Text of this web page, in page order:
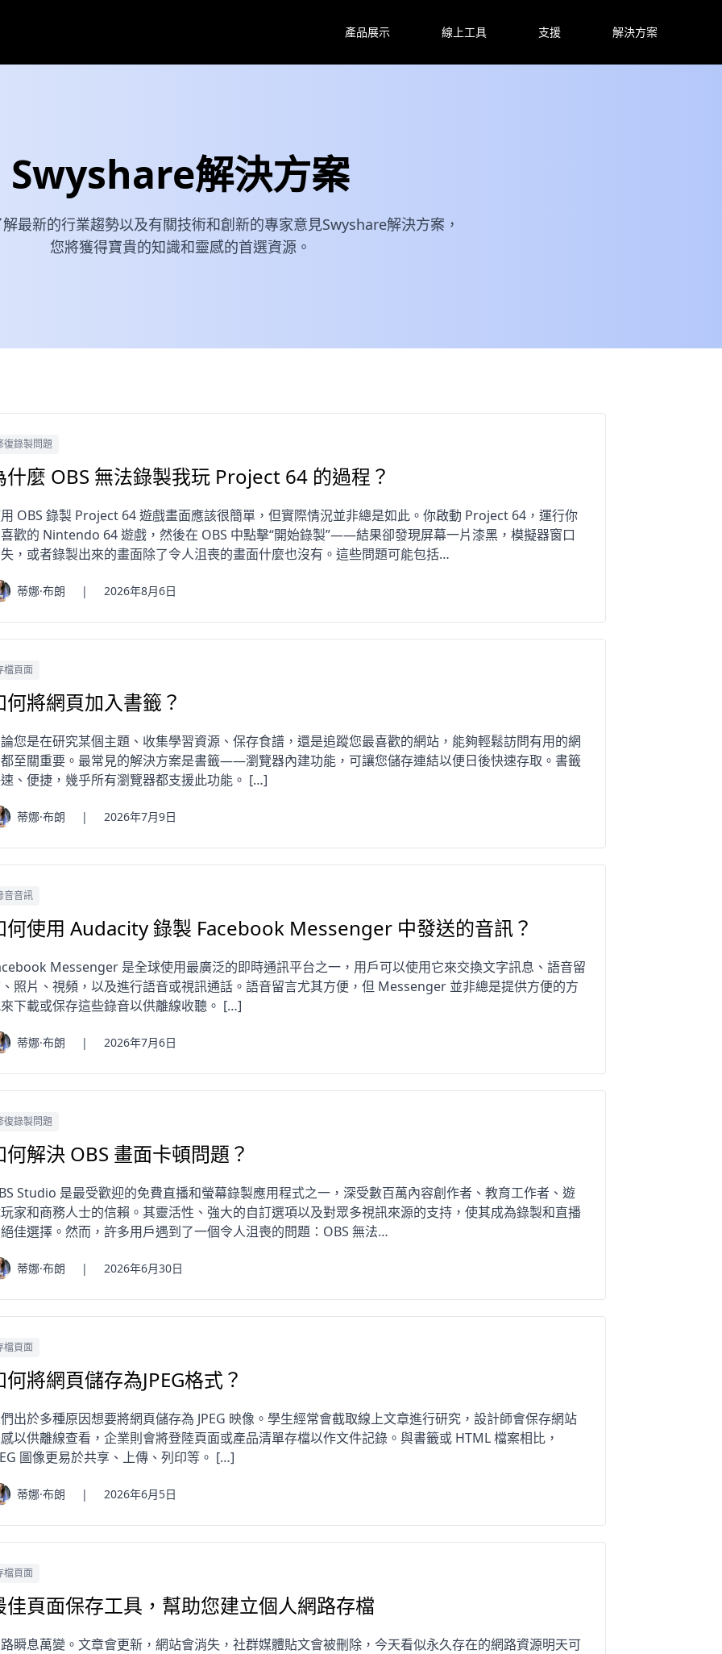
產品展示 線上工具 支援 解決方案
Swyshare解決方案
最新的行業趨勢以及有關技術和創新的專家意見Swyshare解決方案，
您將獲得寶貴的知識和靈感的首選資源。
復錄製問題
什麼 OBS 無法錄製我玩 Project 64 的過程？
OBS 錄製 Project 64 遊戲畫面應該很簡單，但實際情況並非總是如此。你啟動 Project 64，運行你
歡的 Nintendo 64 遊戲，然後在 OBS 中點擊“開始錄製”——結果卻發現屏幕一片漆黑，模擬器窗口
，或者錄製出來的畫面除了令人沮喪的畫面什麼也沒有。這些問題可能包括…
蒂娜·布朗 | 2026年8月6日
檔頁面
何將網頁加入書籤？
您是在研究某個主題、收集學習資源、保存食譜，還是追蹤您最喜歡的網站，能夠輕鬆訪問有用的網
至關重要。最常見的解決方案是書籤——瀏覽器內建功能，可讓您儲存連結以便日後快速存取。書籤
、便捷，幾乎所有瀏覽器都支援此功能。 […]
蒂娜·布朗 | 2026年7月9日
音音訊
何使用 Audacity 錄製 Facebook Messenger 中發送的音訊？
Messenger 是全球使用最廣泛的即時通訊平台之一，用戶可以使用它來交換文字訊息、語音留
照片、視頻，以及進行語音或視訊通話。語音留言尤其方便，但 Messenger 並非總是提供方便的方
下載或保存這些錄音以供離線收聽。 […]
蒂娜·布朗 | 2026年7月6日
復錄製問題
何解決 OBS 畫面卡頓問題？
Studio 是最受歡迎的免費直播和螢幕錄製應用程式之一，深受數百萬內容創作者、教育工作者、遊
家和商務人士的信賴。其靈活性、強大的自訂選項以及對眾多視訊來源的支持，使其成為錄製和直播
佳選擇。然而，許多用戶遇到了一個令人沮喪的問題：OBS 無法…
蒂娜·布朗 | 2026年6月30日
檔頁面
何將網頁儲存為JPEG格式？
出於多種原因想要將網頁儲存為 JPEG 映像。學生經常會截取線上文章進行研究，設計師會保存網站
以供離線查看，企業則會將登陸頁面或產品清單存檔以作文件記錄。與書籤或 HTML 檔案相比，
圖像更易於共享、上傳、列印等。 […]
蒂娜·布朗 | 2026年6月5日
檔頁面
佳頁面保存工具，幫助您建立個人網路存檔
瞬息萬變。文章會更新，網站會消失，社群媒體貼文會被刪除，今天看似永久存在的網路資源明天可